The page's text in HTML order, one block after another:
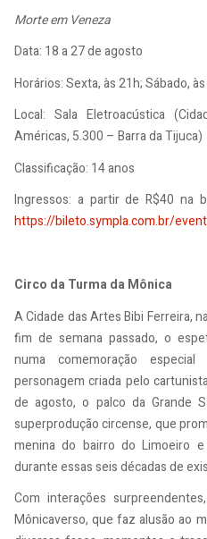
Morte em Veneza
Data: 18 a 27 de agosto
Horários: Sexta, às 21h; Sábado,
Local: Sala Eletroacústica
Américas, 5.300 – Barra da Tijuca)
Classificação: 14 anos
Ingressos: a partir de R$40 na
https://bileto.sympla.com.br/
Circo da Turma da Mônica
A Cidade das Artes Bibi Ferreira,
fim de semana passado, o
numa comemoração
personagem criada pelo
de agosto, o palco da Grande
superprodução circense, que
menina do bairro do Limoeiro
durante essas seis décadas de
Com interações
Mônicaverso, que faz alusão ao